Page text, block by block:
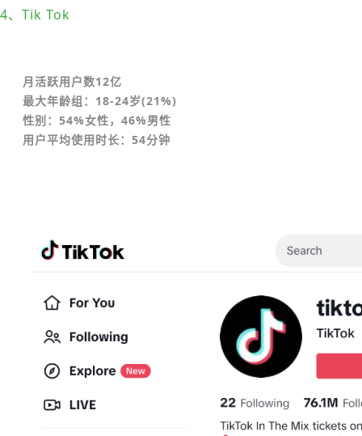
4、Tik Tok
月活跃用户数12亿
最大年龄组：18-24岁(21%)
性别：54%女性，46%男性
用户平均使用时长：54分钟